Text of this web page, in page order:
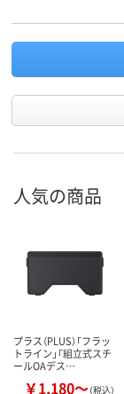
人気の商品
プラス（PLUS）「フラッ
トライン」「組立式スチ
ールOAデス…
￥1,180～（税込）